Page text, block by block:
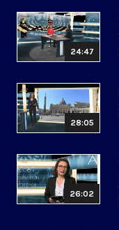
24:47
28:05
26:02